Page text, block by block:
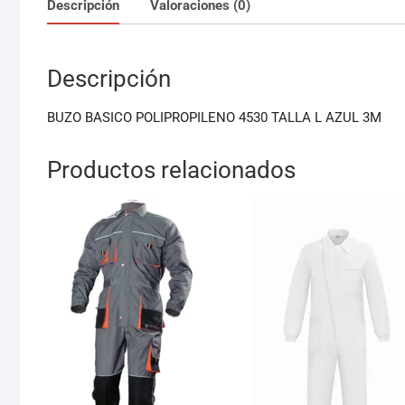
Descripción Valoraciones (0)
Descripción
BUZO BASICO POLIPROPILENO 4530 TALLA L AZUL 3M
Productos relacionados